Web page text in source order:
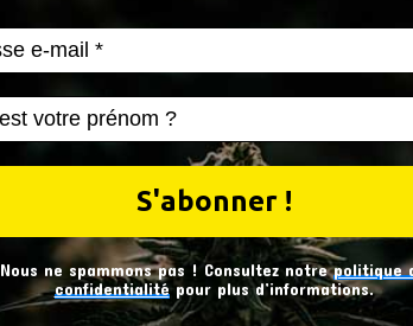
Nous ne spammons pas ! Consultez notrepolitique
confidentialitépour plus d’informations.